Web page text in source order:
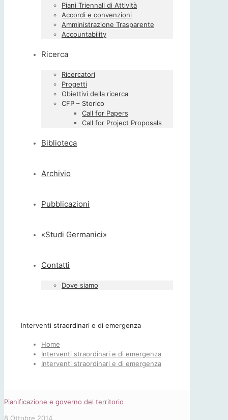
Piani Triennali di Attività
Accordi e convenzioni
Amministrazione Trasparente
Accountability
Ricerca
Ricercatori
Progetti
Obiettivi della ricerca
CFP – Storico
Call for Papers
Call for Project Proposals
Biblioteca
Archivio
Pubblicazioni
«Studi Germanici»
Contatti
Dove siamo
Interventi straordinari e di emergenza
Home
Interventi straordinari e di emergenza
Interventi straordinari e di emergenza
Pianificazione e governo del territorio
8 Ottobre 2014